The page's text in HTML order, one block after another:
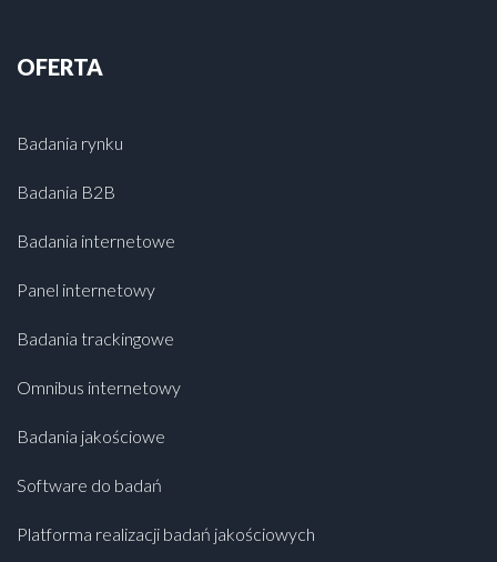
OFERTA
Badania rynku
Badania B2B
Badania internetowe
Panel internetowy
Badania trackingowe
Omnibus internetowy
Badania jakościowe
Software do badań
Platforma realizacji badań jakościowych